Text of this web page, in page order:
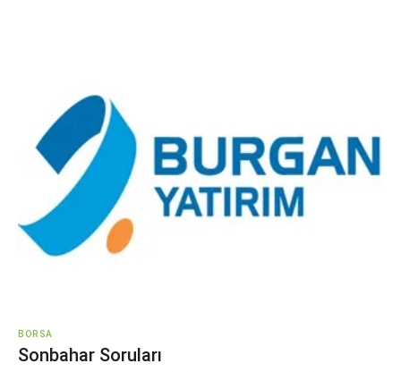
BORSA
Sonbahar Soruları